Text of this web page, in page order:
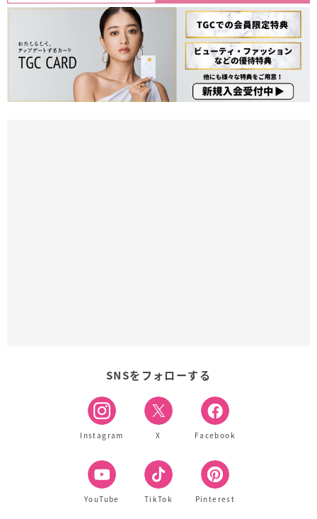
SNSをフォローする
Instagram X Facebook
YouTube TikTok Pinterest